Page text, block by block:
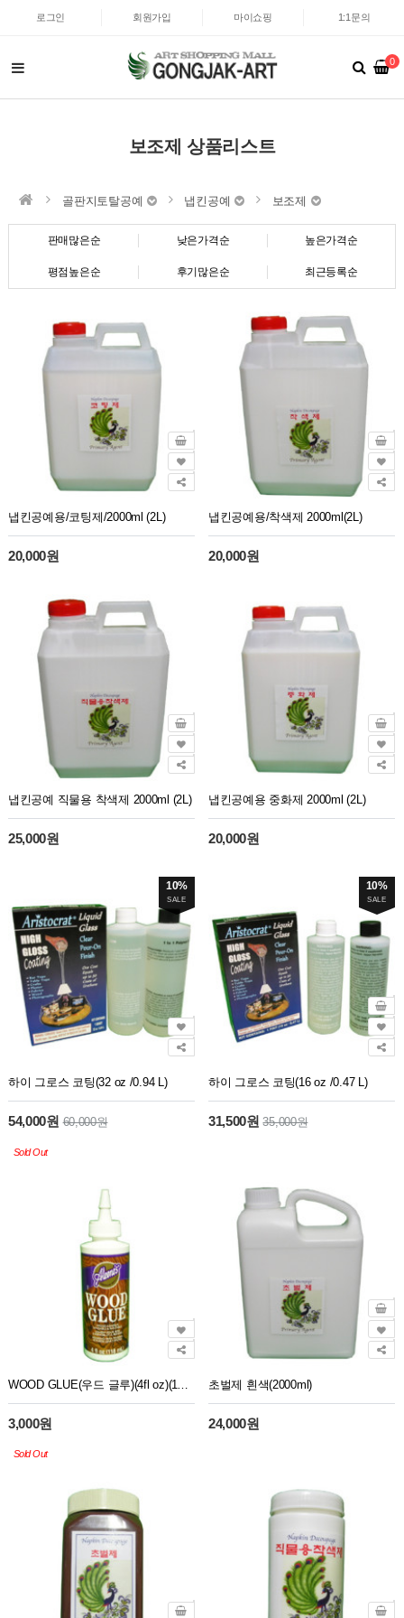
로그인 회원가입 마이쇼핑 1:1문의
0
보조제 상품리스트
골판지토탈공예 냅킨공예 보조제
판매많은순 낮은가격순 높은가격순
평점높은순 후기많은순 최근등록순
냅킨공예용/코팅제/2000ml (2L)
20,000원
냅킨공예용/착색제 2000ml(2L)
20,000원
냅킨공예 직물용 착색제 2000ml (2L)
25,000원
냅킨공예용 중화제 2000ml (2L)
20,000원
10%
SALE
하이 그로스 코팅(32 oz /0.94 L)
54,000원60,000원
Sold Out
10%
SALE
하이 그로스 코팅(16 oz /0.47 L)
31,500원35,000원
WOOD GLUE(우드 글루)(4fl oz)(118 ML)
3,000원
Sold Out
초벌제 흰색(2000ml)
24,000원